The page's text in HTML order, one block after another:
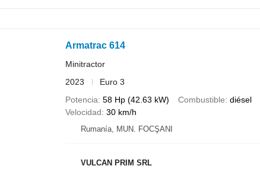
Armatrac 614
Minitractor
2023
Euro 3
Potencia 58 Hp (42.63 kW) Combustible diésel
Velocidad 30 km/h
Rumanía, MUN. FOCŞANI
VULCAN PRIM SRL